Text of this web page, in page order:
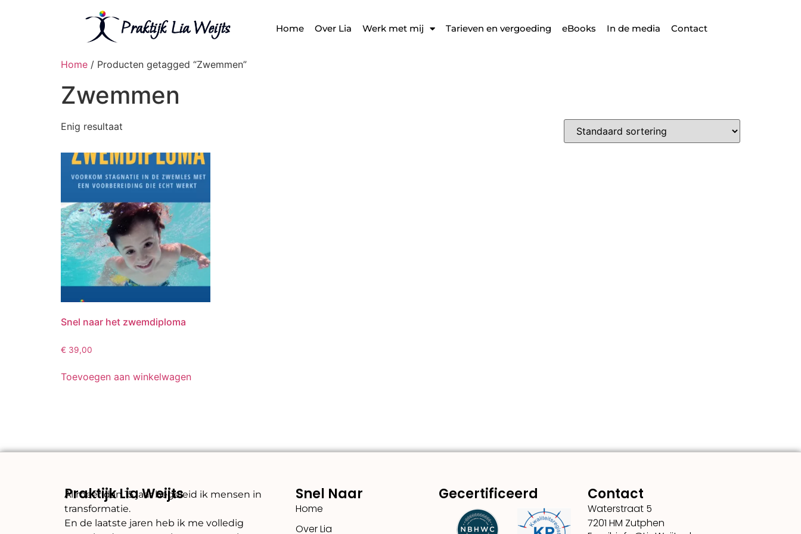
Home Over Lia Werk met mij Tarieven en vergoeding eBooks In de media Contact
Home / Producten getagged “Zwemmen”
Zwemmen
Enig resultaat
Snel naar het zwemdiploma
€ 39,00
Toevoegen aan winkelwagen
Praktijk Lia Weijts
Al meer dan 15 jaar begeleid ik mensen in
transformatie.
En de laatste jaren heb ik me volledig
Snel Naar
Home
Over Lia
Gecertificeerd Contact
Waterstraat 5
7201 HM Zutphen